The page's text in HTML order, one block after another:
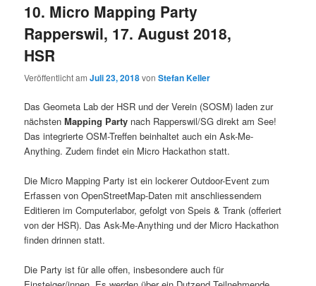
10. Micro Mapping Party
Rapperswil, 17. August 2018,
HSR
Veröffentlicht amJuli 23, 2018vonStefan Keller
Das Geometa Lab der HSR und der Verein (SOSM) laden zur
nächstenMapping Party nach Rapperswil/SG direkt am See!
Das integrierte OSM-Treffen beinhaltet auch ein Ask-Me-
Anything. Zudem findet ein Micro Hackathon statt.
Die Micro Mapping Party ist ein lockerer Outdoor-Event zum
Erfassen von OpenStreetMap-Daten mit anschliessendem
Editieren im Computerlabor, gefolgt von Speis & Trank (offeriert
von der HSR). Das Ask-Me-Anything und der Micro Hackathon
finden drinnen statt.
Die Party ist für alle offen, insbesondere auch für